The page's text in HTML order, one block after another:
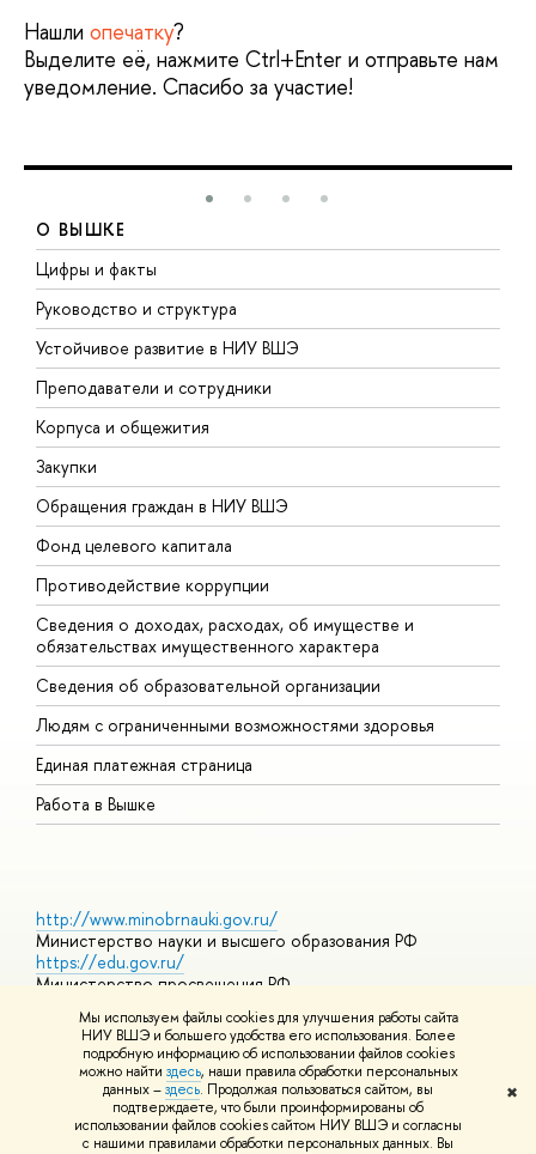
Мы используем файлы cookies для улучшения работы сайта
НИУ ВШЭ и большего удобства его использования. Более
подробную информацию об использовании файлов cookies
можно найти здесь, наши правила обработки персональных
данных –здесь. Продолжая пользоваться сайтом, вы
подтверждаете, что были проинформированы об
использовании файлов cookies сайтом НИУ ВШЭ и согласны
с нашими правилами обработки персональных данных. Вы
✖
Нашли опечатку?
Выделите её, нажмите Ctrl+Enter и отправьте нам
уведомление. Спасибо за участие!
О ВЫШКЕ
Цифры и факты
Руководство и структура
Устойчивое развитие в НИУ ВШЭ
Преподаватели и сотрудники
Корпуса и общежития
Закупки
Обращения граждан в НИУ ВШЭ
Фонд целевого капитала
Противодействие коррупции
Сведения о доходах, расходах, об имуществе и
обязательствах имущественного характера
Сведения об образовательной организации
Людям с ограниченными возможностями здоровья
Единая платежная страница
Работа в Вышке
http://www.minobrnauki.gov.ru/
Министерство науки и высшего образования РФ
https://edu.gov.ru/
Министерство просвещения РФ
https://elearning.hse.ru/mooc
Массовые открытые онлайн-курсы
© НИУ ВШЭ 1993–2026 Адреса и контактыУсловия
использования материалов Политика конфиденциальности